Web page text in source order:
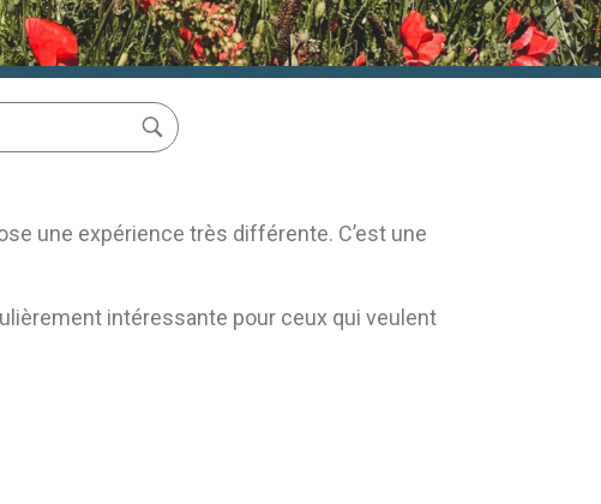
une expérience très différente. C’est une
intéressante pour ceux qui veulent